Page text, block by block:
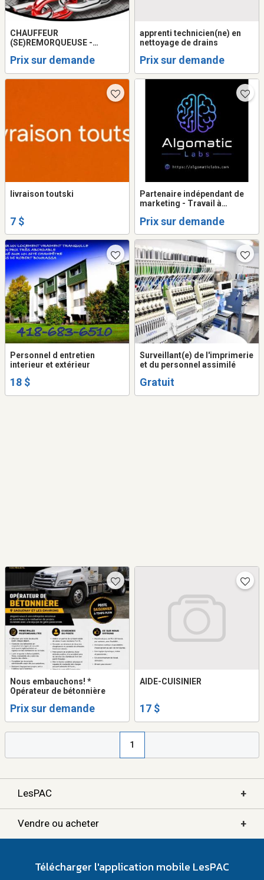
CHAUFFEUR
(SE)REMORQUEUSE -
CHAUFFEUR DE QUICK
Prix sur demande
apprenti technicien(ne) en
nettoyage de drains
Prix sur demande
livraison toutski
7 $
Partenaire indépendant de
marketing - Travail à
Prix sur demande
Personnel d entretien
interieur et extérieur
18 $
Surveillant(e) de l'imprimerie
et du personnel assimilé
Gratuit
Nous embauchons! *
Opérateur de bétonnière
Prix sur demande
AIDE-CUISINIER
17 $
1
LesPAC +
Vendre ou acheter +
Télécharger l'application mobile LesPAC